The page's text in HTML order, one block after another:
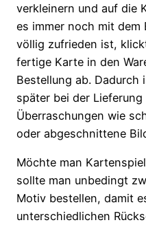
verkleinern und auf die
es immer noch mit dem
völlig zufrieden ist,
fertige Karte in den
Bestellung ab.
später bei der
Überraschungen wie
oder abgeschnittene
Möchte man
sollte man unbedingt
Motiv bestellen, damit
unterschiedlichen